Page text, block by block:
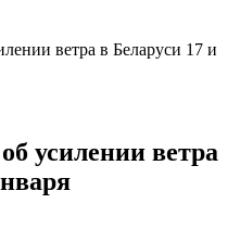
ветра в Беларуси 17 и
усилении ветра